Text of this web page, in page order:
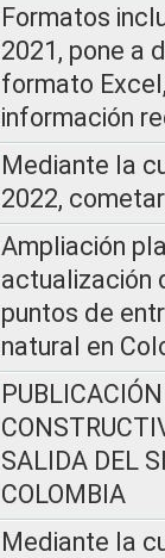
Formatos
2021, pone a
formato
información
Mediante la
2022,
Ampliación
actualización
puntos de
natural en
SALIDA DEL
COLOMBIA
Mediante la